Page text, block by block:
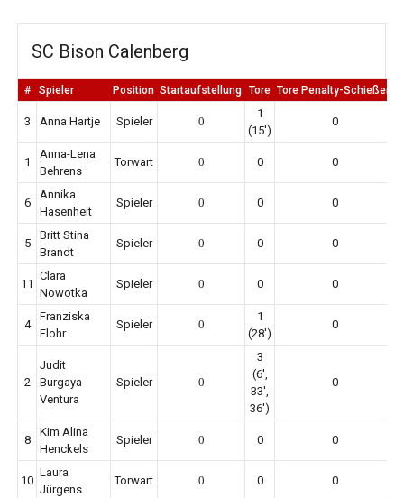
SC Bison Calenberg
# Spieler Position Startaufstellung Tore Tore Penalty-Schießen
3 Anna Hartje Spieler 0
1
(15')
0
1
Anna-Lena
Behrens
Torwart 0 0 0
6
Annika
Hasenheit
Spieler 0 0 0
5
Britt Stina
Brandt
Spieler 0 0 0
11
Clara
Nowotka
Spieler 0 0 0
4
Franziska
Flohr
Spieler 0
1
(28')
0
2
Judit
Burgaya
Ventura
Spieler 0
3
(6',
33',
36')
0
8
Kim Alina
Henckels
Spieler 0 0 0
10
Laura
Jürgens
Torwart 0 0 0